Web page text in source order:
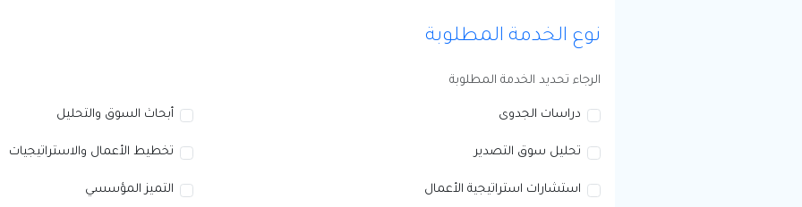
نوع الخدمة المطلوبة
الرجاء تحديد الخدمة المطلوبة
دراسات الجدوى أبحاث السوق والتحليل
تحليل سوق التصدير تخطيط الأعمال والاستراتيجيات
استشارات استراتيجية الأعمال التميز المؤسسي